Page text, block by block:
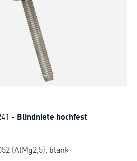
- Blindniete hochfest
(AlMg2,5), blank